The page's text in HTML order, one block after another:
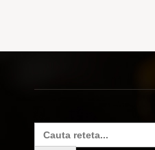
Search
for: